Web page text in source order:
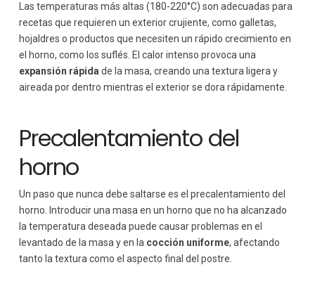
Las temperaturas más altas (180-220°C) son adecuadas para
recetas que requieren un exterior crujiente, como galletas,
hojaldres o productos que necesiten un rápido crecimiento en
el horno, como los suflés. El calor intenso provoca una
expansión rápida de la masa, creando una textura ligera y
aireada por dentro mientras el exterior se dora rápidamente.
Precalentamiento del
horno
Un paso que nunca debe saltarse es el precalentamiento del
horno. Introducir una masa en un horno que no ha alcanzado
la temperatura deseada puede causar problemas en el
levantado de la masa y en la cocción uniforme, afectando
tanto la textura como el aspecto final del postre.